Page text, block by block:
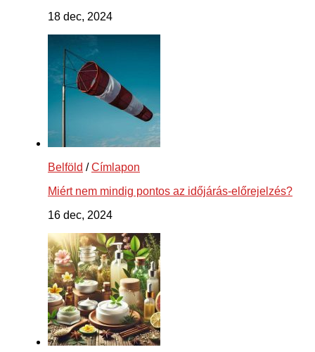
18 dec, 2024
Belföld /Címlapon
Miért nem mindig pontos az időjárás-előrejelzés?
16 dec, 2024